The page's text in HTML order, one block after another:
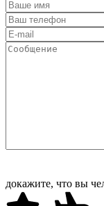
докажите, что вы